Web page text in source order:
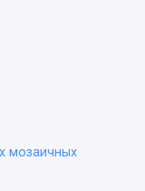
мозаичных